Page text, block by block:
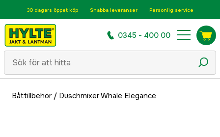
30 dagars öppet köp Snabba leveranser Personlig service
0345 - 400 00
Båttillbehör/ Duschmixer Whale Elegance